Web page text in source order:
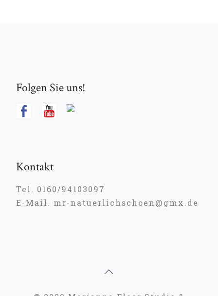
Folgen Sie uns!
Kontakt
Tel. 0160/94103097
E-Mail. mr-natuerlichschoen@gmx.de